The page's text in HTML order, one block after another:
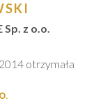
Sp. z o.o.
otrzymała